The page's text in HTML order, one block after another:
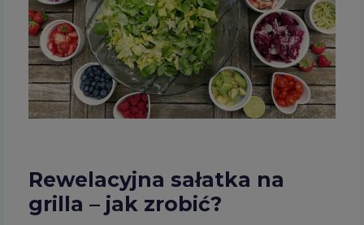
Rewelacyjna sałatka na
grilla – jak zrobić?